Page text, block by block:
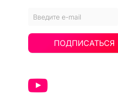
ПОДПИСАТЬСЯ